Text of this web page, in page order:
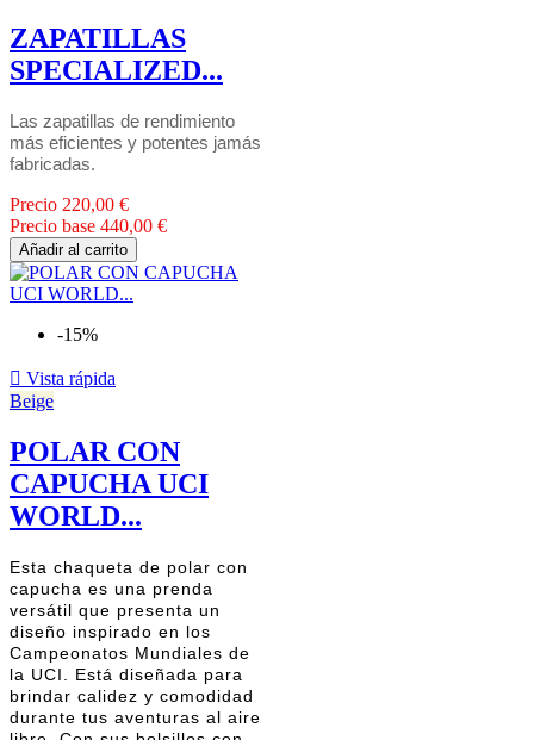
ZAPATILLAS
SPECIALIZED...
Las zapatillas de rendimiento
más eficientes y potentes jamás
fabricadas.
Precio 220,00 €
Precio base 440,00 €
Añadir al carrito
-15%
 Vista rápida
Beige
POLAR CON
CAPUCHA UCI
WORLD...
Esta chaqueta de polar con
capucha es una prenda
versátil que presenta un
diseño inspirado en los
Campeonatos Mundiales de
la UCI. Está diseñada para
brindar calidez y comodidad
durante tus aventuras al aire